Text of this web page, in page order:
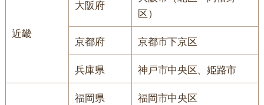
近畿
大阪府
区）
京都府
京都市下京区
兵庫県
神戸市中央区、姫路市
福岡県
福岡市中央区